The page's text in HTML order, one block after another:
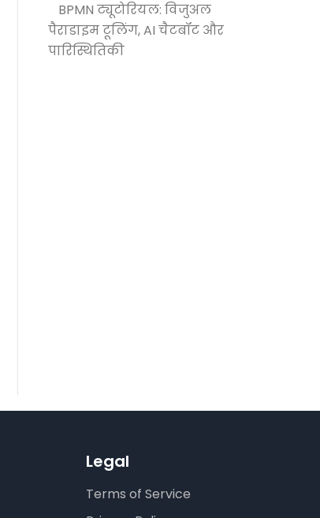
BPMN ट्यूटोरियल: विजुअल
पैराडाइम टूलिंग, AI चैटबॉट और
पारिस्थितिकी
Legal
Terms of Service